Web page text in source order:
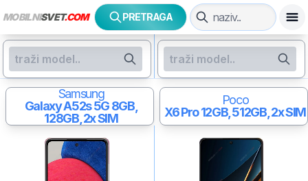
MOBILNISVET.COM PRETRAGA
Samsung
Galaxy A52s 5G8GB,
128GB, 2x SIM
Poco
X6 Pro12GB, 512GB, 2x SIM